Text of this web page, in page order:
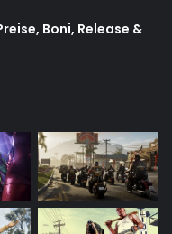
Boni, Release &